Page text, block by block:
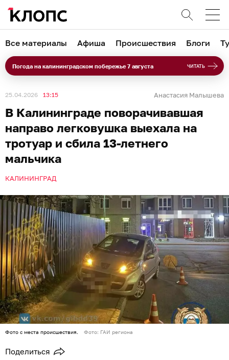
Все материалы Афиша Происшествия Блоги
Погода на калининградском побережье 7 августа ЧИТАТЬ
25.04.2026 13:15 Анастасия Малышева
В Калининграде поворачивавшая
направо легковушка выехала на
тротуар и сбила 13-летнего
мальчика
КАЛИНИНГРАД
Фото с места происшествия. Фото: ГАИ региона
Поделиться